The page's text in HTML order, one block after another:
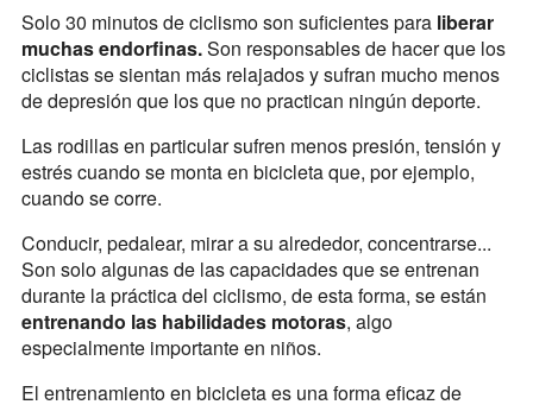
Solo 30 minutos de ciclismo son suficientes paraliberar
muchas endorfinas.Son responsables de hacer que los
ciclistas se sientan más relajados y sufran mucho menos
de depresión que los que no practican ningún deporte.
Las rodillas en particular sufren menos presión, tensión y
estrés cuando se monta en bicicleta que, por ejemplo,
cuando se corre.
Conducir, pedalear, mirar a su alrededor, concentrarse...
Son solo algunas de las capacidades que se entrenan
durante la práctica del ciclismo, de esta forma, se están
entrenando las habilidades motoras, algo
especialmente importante en niños.
El entrenamiento en bicicleta es una forma eficaz de